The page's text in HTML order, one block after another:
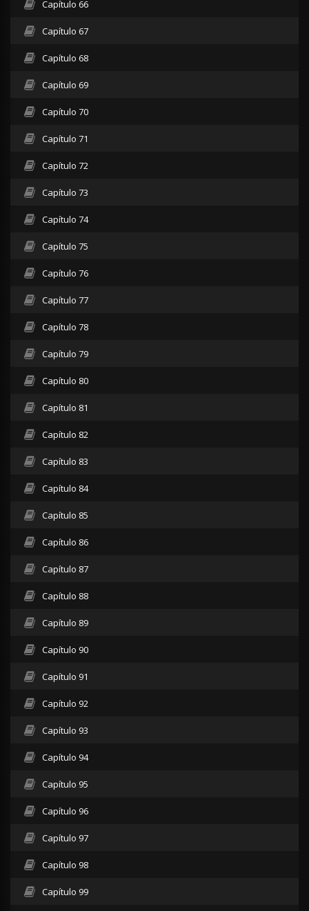
Capítulo 66
Capítulo 67
Capítulo 68
Capítulo 69
Capítulo 70
Capítulo 71
Capítulo 72
Capítulo 73
Capítulo 74
Capítulo 75
Capítulo 76
Capítulo 77
Capítulo 78
Capítulo 79
Capítulo 80
Capítulo 81
Capítulo 82
Capítulo 83
Capítulo 84
Capítulo 85
Capítulo 86
Capítulo 87
Capítulo 88
Capítulo 89
Capítulo 90
Capítulo 91
Capítulo 92
Capítulo 93
Capítulo 94
Capítulo 95
Capítulo 96
Capítulo 97
Capítulo 98
Capítulo 99